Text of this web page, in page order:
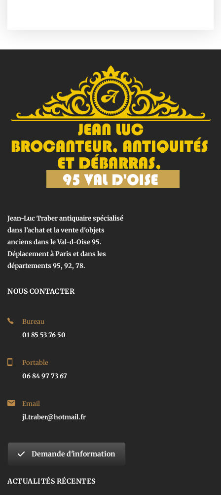
Jean-Luc Traber antiquaire spécialisé
dans l’achat et la vente d'objets
anciens dans le Val-d-Oise 95.
Déplacement à Paris et dans les
départements 95, 92, 78.
NOUS CONTACTER
Bureau
01 85 53 76 50
Portable
06 84 97 73 67
Email
jl.traber@hotmail.fr
Demande d'information
ACTUALITÉS RÉCENTES